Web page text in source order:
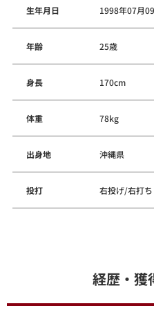
生年月日 1998年07月
年齢 25歳
身長 170cm
体重 78kg
出身地 沖縄県
投打 右投げ/右打ち
経歴・獲